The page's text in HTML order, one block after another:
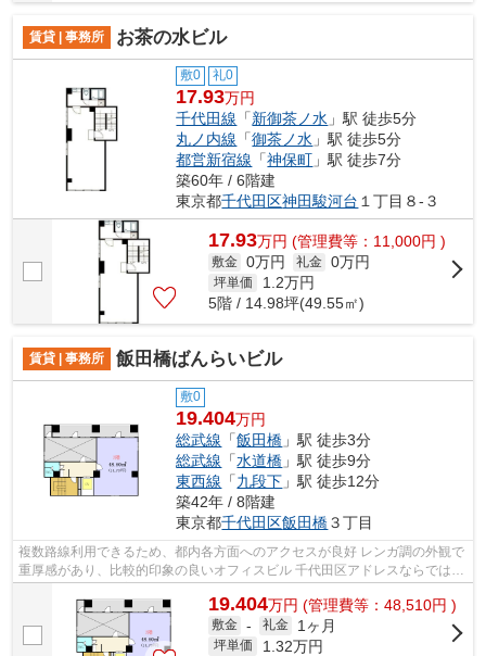
賃貸 | 事務所 お茶の水ビル
敷0 礼0
17.93万円
千代田線 「新御茶ノ水 」駅 徒歩5分
丸ノ内線 「御茶ノ水 」駅 徒歩5分
都営新宿線 「神保町 」駅 徒歩7分
築60年 / 6階建
東京都千代田区神田駿河台 １丁目８-３
17.93万円 (管理費等：11,000円 )
敷金 0万円 礼金 0万円
坪単価 1.2万円
5階 / 14.98坪(49.55㎡)
賃貸 | 事務所 飯田橋ばんらいビル
敷0
19.404万円
総武線 「飯田橋 」駅 徒歩3分
総武線 「水道橋 」駅 徒歩9分
東西線 「九段下 」駅 徒歩12分
築42年 / 8階建
東京都千代田区飯田橋３丁目
複数路線利用できるため、都内各方面へのアクセスが良好 レンガ調の外観で
重厚感があり、比較的印象の良いオフィスビル 千代田区アドレスならではの
高い利便性と落ち着いたビジネス環...
19.404万円 (管理費等：48,510円 )
敷金 - 礼金 1ヶ月
坪単価 1.32万円